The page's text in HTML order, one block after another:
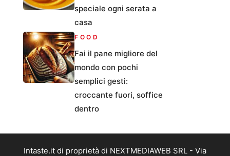
speciale ogni serata a
casa
FOOD
Fai il pane migliore del
mondo con pochi
semplici gesti:
croccante fuori, soffice
dentro
Intaste.it di proprietà di NEXTMEDIAWEB SRL - Via